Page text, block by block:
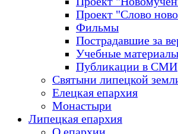
Проект "Слово
Фильмы
Пострадавшие за
Учебные материалы
Публикации в СМИ
Святыни липецкой
Елецкая епархия
Монастыри
Липецкая епархия